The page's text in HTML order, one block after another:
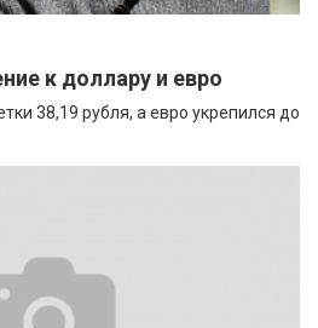
к доллару и евро
38,19 рубля, а евро укрепился до